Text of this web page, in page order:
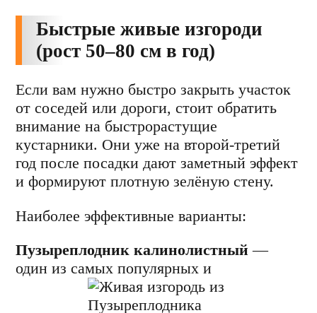
Быстрые живые изгороди
(рост 50–80 см в год)
Если вам нужно быстро закрыть участок
от соседей или дороги, стоит обратить
внимание на быстрорастущие
кустарники. Они уже на второй-третий
год после посадки дают заметный эффект
и формируют плотную зелёную стену.
Наиболее эффективные варианты:
Пузыреплодник калинолистный —
один из самых популярных и